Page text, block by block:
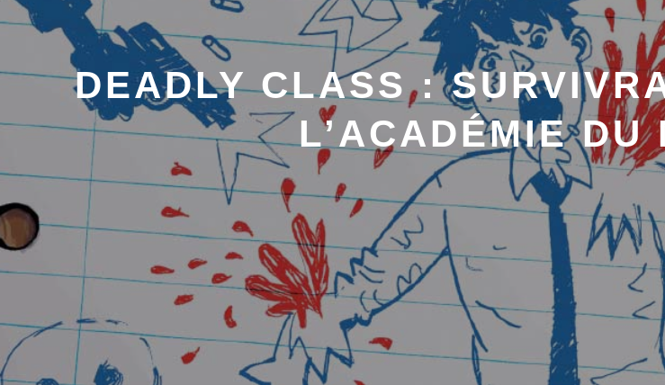
DEADLY CLASS :
L’ACADÉMIE DU